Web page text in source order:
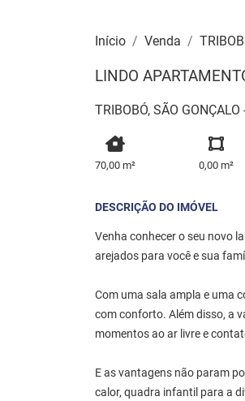
Início Venda
LINDO
TRIBOBÓ, SÃO GONÇALO
70,00 m² 0,00 m²
DESCRIÇÃO DO IMÓVEL
Venha conhecer o seu novo
arejados para você e sua
Com uma sala ampla e uma
com conforto. Além disso, a
momentos ao ar livre e
E as vantagens não param
calor, quadra infantil para a